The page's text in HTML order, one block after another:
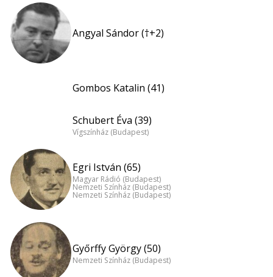
Angyal Sándor (†+2)
Gombos Katalin (41)
Schubert Éva (39)
Vígszínház (Budapest)
Egri István (65)
Magyar Rádió (Budapest)
Nemzeti Színház (Budapest)
Nemzeti Színház (Budapest)
Győrffy György (50)
Nemzeti Színház (Budapest)